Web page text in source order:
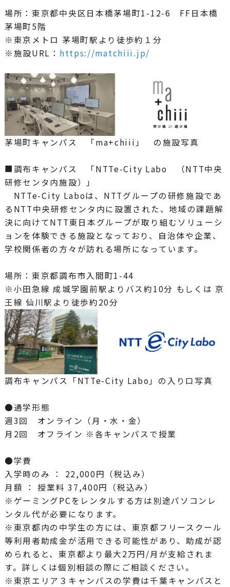
場所：東京都中央区日本橋茅場町1-12-6 FF日本橋
茅場町5階
※東京メトロ 茅場町駅より徒歩約１分
※施設URL： https://matchiii.jp/
茅場町キャンパス 「ma+chiii」 の施設写真
■調布キャンパス 「NTTe-City Labo （NTT中央
研修センタ内施設）」
NTTe-City Laboは、NTTグループの研修施設であ
るNTT中央研修センタ内に設置された、地域の課題解
決に向けてNTT東日本グループが取り組むソリューシ
ョンを体験できる施設となっており、自治体や企業、
学校関係者の方々が訪れる場所になっています。
場所：東京都調布市入間町1-44
※小田急線 成城学園前駅よりバス約10分 もしくは 京
王線 仙川駅より徒歩約20分
調布キャンパス「NTTe-City Labo」の入り口写真
●通学形態
週3回 オンライン（月・水・金）
月2回 オフライン ※各キャンパスで授業
●学費
入学時のみ ： 22,000円（税込み）
月額 ： 授業料 37,400円（税込み）
※ゲーミングPCをレンタルする方は別途パソコンレ
ンタル代が必要になります。
※東京都内の中学生の方には、東京都フリースクール
等利用者助成金が活用できる可能性があり、助成が認
められると、東京都より最大2万円/月が支給されま
す。詳しくは個別相談の際にご相談ください。
※東京エリア３キャンパスの学費は千葉キャンパスと